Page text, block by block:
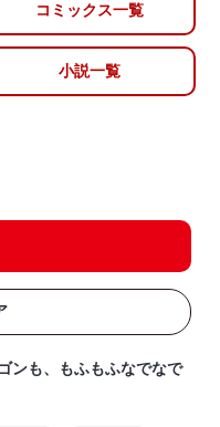
コミックス一覧
小説一覧
ンも、もふもふなでなで